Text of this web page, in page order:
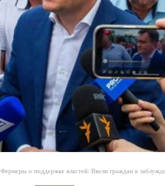
Фермеры о поддержке властей: Ввели граждан в